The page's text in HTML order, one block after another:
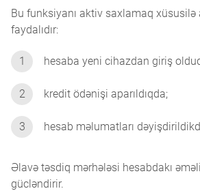
Bu funksiyanı aktiv saxlamaq xüsusilə
faydalıdır:
1 hesaba yeni cihazdan giriş
2 kredit ödənişi aparıldıqda;
3 hesab məlumatları
Əlavə təsdiq mərhələsi hesabdakı
gücləndirir.